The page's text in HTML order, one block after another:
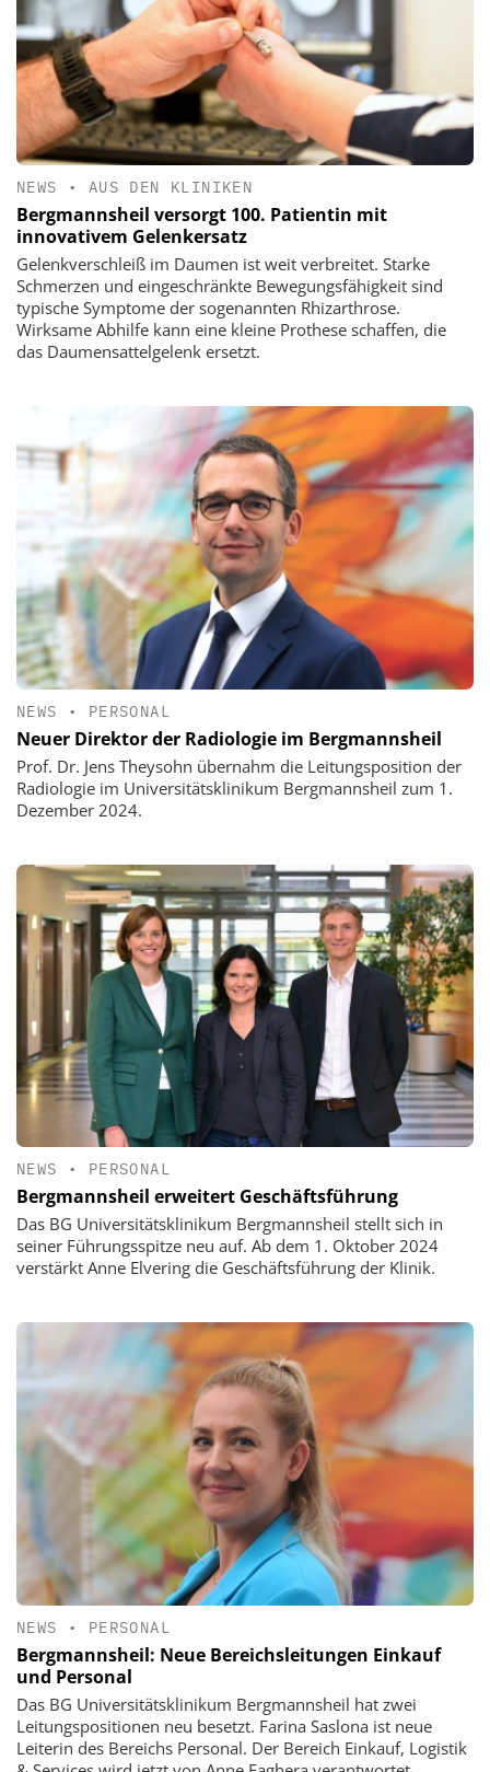
NEWS • AUS DEN KLINIKEN
Bergmannsheil versorgt 100. Patientin mit
innovativem Gelenkersatz
Gelenkverschleiß im Daumen ist weit verbreitet. Starke
Schmerzen und eingeschränkte Bewegungsfähigkeit sind
typische Symptome der sogenannten Rhizarthrose.
Wirksame Abhilfe kann eine kleine Prothese schaffen, die
das Daumensattelgelenk ersetzt.
NEWS • PERSONAL
Neuer Direktor der Radiologie im Bergmannsheil
Prof. Dr. Jens Theysohn übernahm die Leitungsposition der
Radiologie im Universitätsklinikum Bergmannsheil zum 1.
Dezember 2024.
NEWS • PERSONAL
Bergmannsheil erweitert Geschäftsführung
Das BG Universitätsklinikum Bergmannsheil stellt sich in
seiner Führungsspitze neu auf. Ab dem 1. Oktober 2024
verstärkt Anne Elvering die Geschäftsführung der Klinik.
NEWS • PERSONAL
Bergmannsheil: Neue Bereichsleitungen Einkauf
und Personal
Das BG Universitätsklinikum Bergmannsheil hat zwei
Leitungspositionen neu besetzt. Farina Saslona ist neue
Leiterin des Bereichs Personal. Der Bereich Einkauf, Logistik